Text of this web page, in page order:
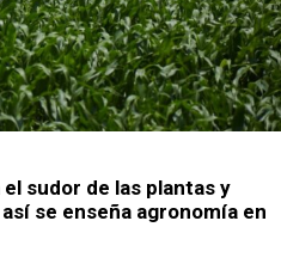
sudor de las plantas y
se enseña agronomía en